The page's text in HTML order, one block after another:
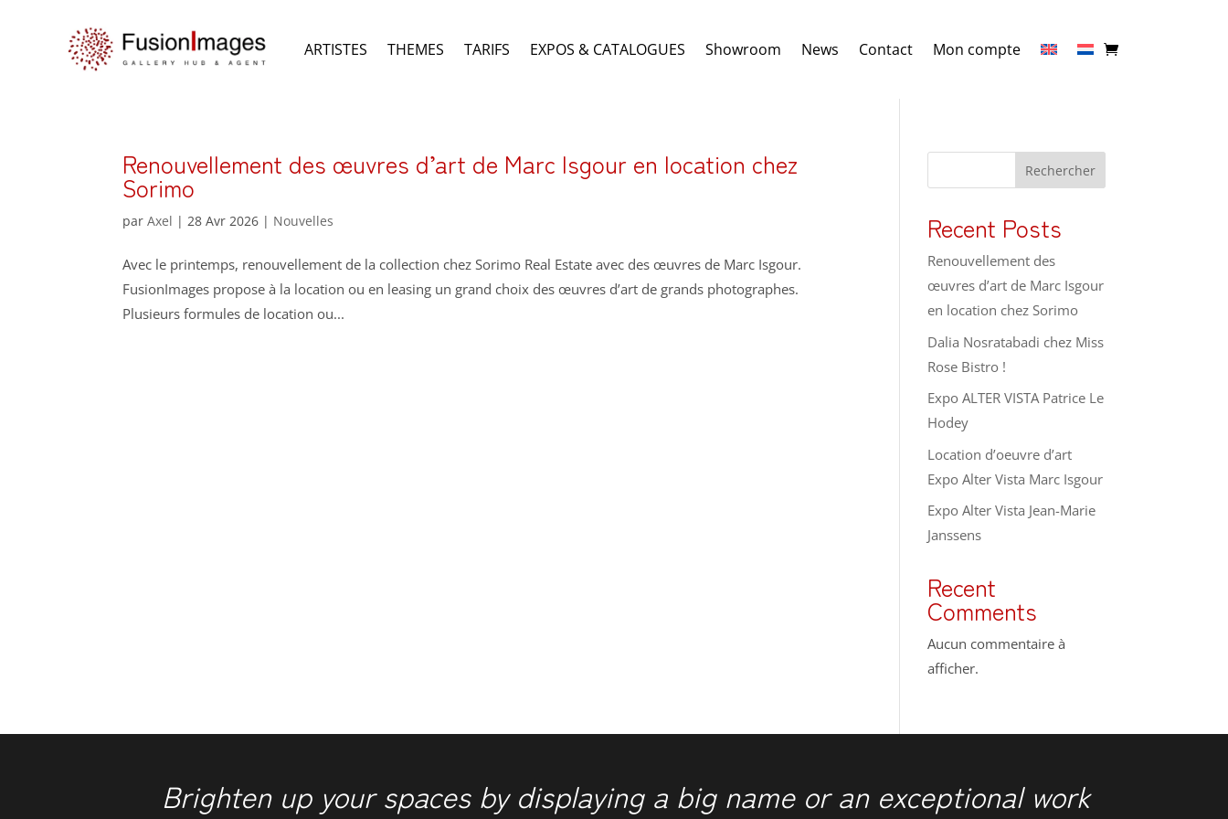
ARTISTES THEMES TARIFS EXPOS & CATALOGUES Showroom News Contact Mon compte
Renouvellement des œuvres d’art de Marc Isgour en location chez
Sorimo
parAxel |28 Avr 2026 | Nouvelles
Avec le printemps, renouvellement de la collection chez Sorimo Real Estate avec des œuvres de Marc Isgour.
FusionImages propose à la location ou en leasing un grand choix des œuvres d’art de grands photographes.
Plusieurs formules de location ou...
Rechercher
Recent Posts
Renouvellement des
œuvres d’art de Marc Isgour
en location chez Sorimo
Dalia Nosratabadi chez Miss
Rose Bistro !
Expo ALTER VISTA Patrice Le
Hodey
Location d’oeuvre d’art
Expo Alter Vista Marc Isgour
Expo Alter Vista Jean-Marie
Janssens
Recent
Comments
Aucun commentaire à
afficher.
Brighten up your spaces by displaying a big name or an exceptional work